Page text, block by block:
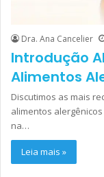
Dra. Ana Cancelier
Introdução
Alimentos
Discutimos as mais
alimentos
na…
Leia mais »